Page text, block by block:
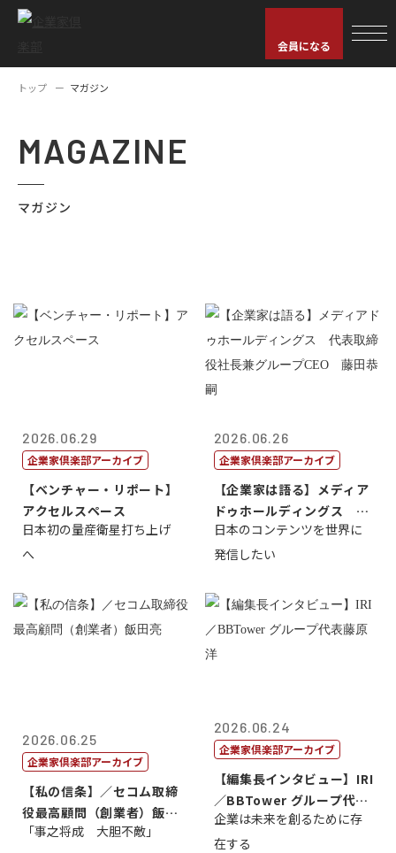
会員になる
トップ マガジン
MAGAZINE
マガジン
2026.06.29
企業家倶楽部アーカイブ
【ベンチャー・リポート】
アクセルスペース
日本初の量産衛星打ち上げ
へ
2026.06.26
企業家倶楽部アーカイブ
【企業家は語る】メディア
ドゥホールディングス 代
表取締役社長...
日本のコンテンツを世界に
発信したい
2026.06.25
企業家倶楽部アーカイブ
【私の信条】／セコム取締
役最高顧問（創業者）飯田
亮
「事之将成 大胆不敵」
2026.06.24
企業家倶楽部アーカイブ
【編集長インタビュー】IRI
／BBTower グループ代表
藤...
企業は未来を創るために存
在する